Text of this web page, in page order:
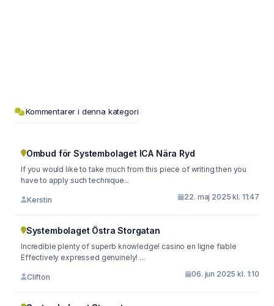
Kommentarer i denna kategori
Ombud för Systembolaget ICA Nära Ryd
If you would like to take much from this piece of writing then you
have to apply such technique...
Kerstin 22. maj 2025 kl. 11:47
Systembolaget Östra Storgatan
Incredible plenty of superb knowledge! casino en ligne fiable
Effectively expressed genuinely! ...
Clifton 06. jun 2025 kl. 1:10